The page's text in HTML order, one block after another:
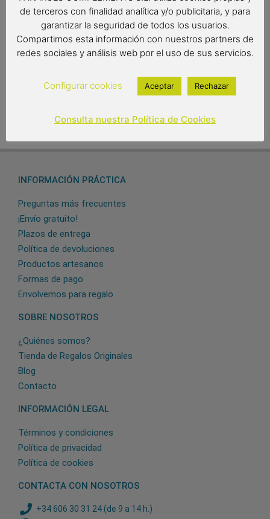
Medidas: 41 x 17cm.
28,95€
INFORMACIÓN PRÁCTICA
Preguntas más frecuentes
¡Envío gratuito!
Plazos de entrega
Política de devoluciones
Productos artesanos
Formas de pago
Envolvemos para regalo
SOBRE NOSOTROS
¿Quiénes somos?
Tienda de Regalos Originales
Blog
Contacto
INFORMACIÓN LEGAL
Términos y condiciones
Política de privacidad
Política de cookies
CONTACTA CON NOSOTROS
+34 606 30 31 24 (de 9 a 14 h.)
de terceros con finalidad analítica y/o publicitaria, y para
garantizar la seguridad de todos los usuarios.
Compartimos esta información con nuestros partners de
redes sociales y análisis web por el uso de sus servicios.
Configurar cookies Aceptar Rechazar
Consulta nuestra Política de Cookies